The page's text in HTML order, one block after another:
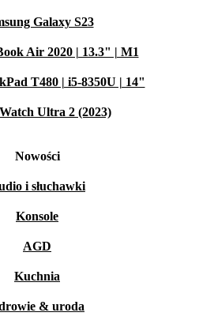
Galaxy S23
Air 2020 | 13.3" | M1
T480 | i5-8350U | 14"
Ultra 2 (2023)
Nowości
i słuchawki
Konsole
AGD
Kuchnia
& uroda